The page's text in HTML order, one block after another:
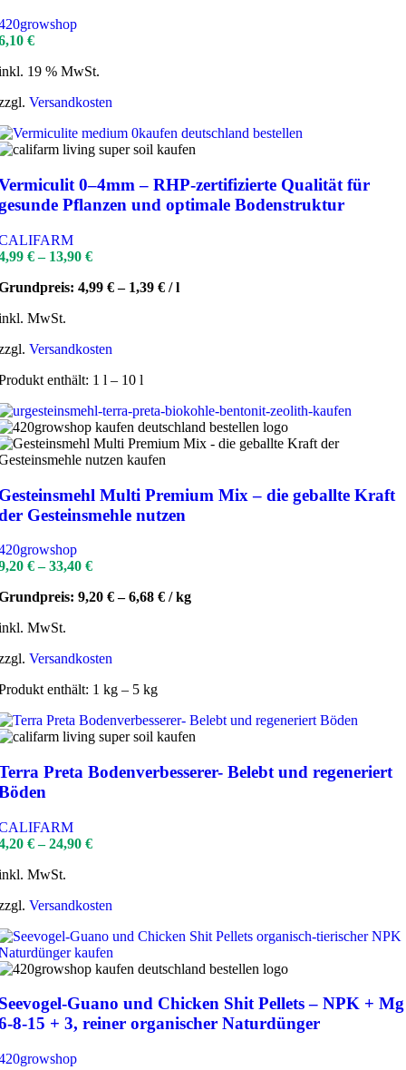
€
19 % MwSt.
Versandkosten
0–4mm – RHP-zertifizierte Qualität für
Pflanzen und optimale Bodenstruktur
€– 13,90 €
4,99 €– 1,39 € /l
MwSt.
Versandkosten
enthält: 1 l – 10 l
Multi Premium Mix – die geballte Kraft
Gesteinsmehle nutzen
€–33,40 €
9,20 €–6,68 € /kg
MwSt.
Versandkosten
enthält: 1 kg – 5 kg
Preta Bodenverbesserer- Belebt und regeneriert
€–24,90 €
MwSt.
Versandkosten
Guano und Chicken Shit Pellets – NPK + Mg
8-15 + 3, reiner organischer Naturdünger